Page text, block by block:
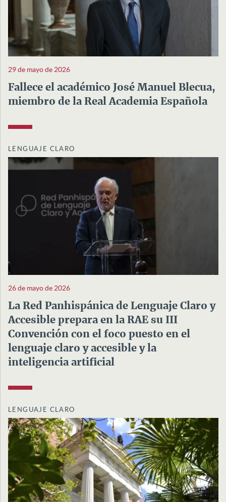
29 de mayo de 2026
Fallece el académico José Manuel Blecua,
miembro de la Real Academia Española
LENGUAJE CLARO
26 de mayo de 2026
La Red Panhispánica de Lenguaje Claro y
Accesible prepara en la RAE su III
Convención con el foco puesto en el
lenguaje claro y accesible y la
inteligencia artificial
LENGUAJE CLARO